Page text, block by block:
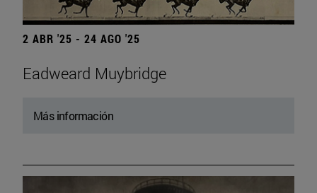
2 ABR '25 - 24 AGO '25
Eadweard Muybridge
Más información